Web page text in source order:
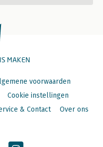
MAKEN
voorwaarden
Cookie instellingen
& Contact Over ons